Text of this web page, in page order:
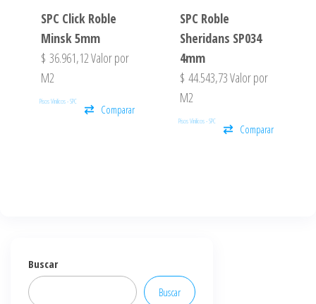
SPC Click Roble
Minsk 5mm
$ 36.961,12Valor por
M2
Pisos Vinilicos - SPC
Comparar
SPC Roble
Sheridans SP034
4mm
$ 44.543,73Valor por
M2
Pisos Vinilicos - SPC
Comparar
Buscar
Buscar